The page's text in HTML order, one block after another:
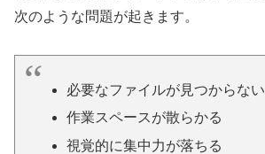
次のような問題が起きます。
必要なファイルが見つからない
作業スペースが散らかる
視覚的に集中力が落ちる